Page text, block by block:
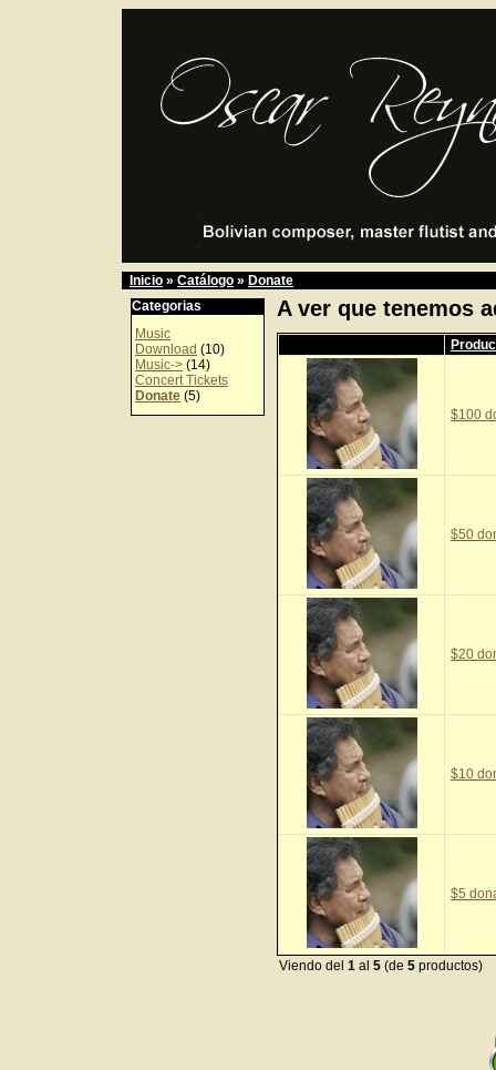
Inicio » Catálogo » Donate
Categorias
Music
Download (10)
Music-> (14)
Concert Tickets
Donate (5)
A ver que tenemos
$100
$50
$20
$10
$5
Viendo del 1 al 5 (de 5 productos)